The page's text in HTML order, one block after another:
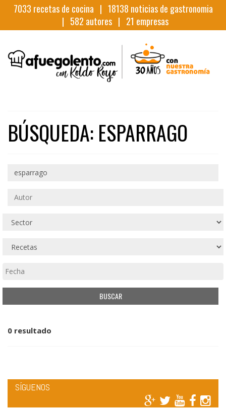
7033 recetas de cocina | 18138 noticias de gastronomia
| 582 autores | 21 empresas
BÚSQUEDA: ESPARRAGO
0 resultado
SÍGUENOS